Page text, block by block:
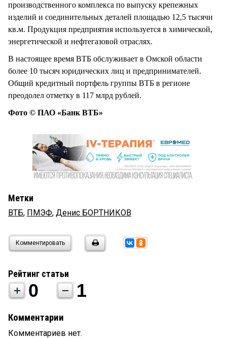
производственного комплекса по выпуску крепежных
изделий и соединительных деталей площадью 12,5 тысячи
кв.м. Продукция предприятия используется в химической,
энергетической и нефтегазовой отраслях.
В настоящее время ВТБ обслуживает в Омской области
более 10 тысяч юридических лиц и предпринимателей.
Общий кредитный портфель группы ВТБ в регионе
преодолел отметку в 117 млрд рублей.
Фото © ПАО «Банк ВТБ»
Метки
ВТБ, ПМЭФ, Денис БОРТНИКОВ
Комментировать
Рейтинг статьи
0 1
Комментарии
Комментариев нет.